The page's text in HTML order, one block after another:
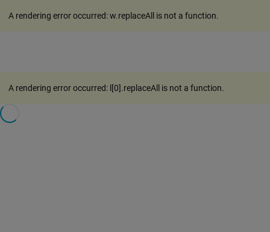
A rendering error occurred:w.replaceAll is not a function.
A rendering error occurred: l[0].replaceAll is not a function.